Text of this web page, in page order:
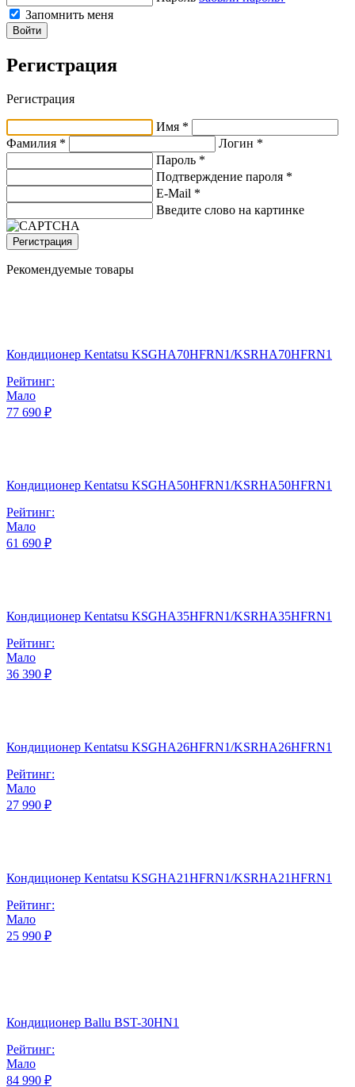
Запомнить меня
Войти
Регистрация
Регистрация
Имя *
Фамилия *
Логин *
Пароль *
Подтверждение пароля *
E-Mail *
Введите слово на картинке
Регистрация
Рекомендуемые товары
Кондиционер Kentatsu KSGHA70HFRN1/KSRHA70HFRN1
Рейтинг:
Мало
77 690 ₽
Кондиционер Kentatsu KSGHA50HFRN1/KSRHA50HFRN1
Рейтинг:
Мало
61 690 ₽
Кондиционер Kentatsu KSGHA35HFRN1/KSRHA35HFRN1
Рейтинг:
Мало
36 390 ₽
Кондиционер Kentatsu KSGHA26HFRN1/KSRHA26HFRN1
Рейтинг:
Мало
27 990 ₽
Кондиционер Kentatsu KSGHA21HFRN1/KSRHA21HFRN1
Рейтинг:
Мало
25 990 ₽
Кондиционер Ballu BST-30HN1
Рейтинг:
Мало
84 990 ₽